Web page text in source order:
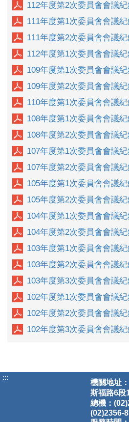
112年度第2次委員會會議
111年度第1次委員會會議
111年度第2次委員會會議
112年度第1次委員會會議
109年度第1次委員會會議
109年度第2次委員會會議
110年度第1次委員會會議
108年度第1次委員會會議
108年度第2次委員會會議
107年度第1次委員會會議
107年度第2次委員會會議
105年度第1次委員會會議
105年度第2次委員會會議
104年度第1次委員會會議
104年度第2次委員會會議
103年度第1次委員會會議
103年度第2次委員會會議
103年度第3次委員會會議
102年度第1次委員會會議
102年度第2次委員會會議
102年度第3次委員會會議
:::
機關地址
斯福路6段
總機：
(02)2356-